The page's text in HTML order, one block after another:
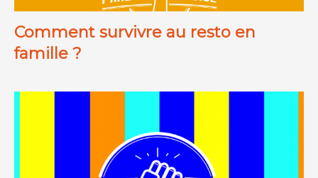
Comment survivre au resto en
famille ?